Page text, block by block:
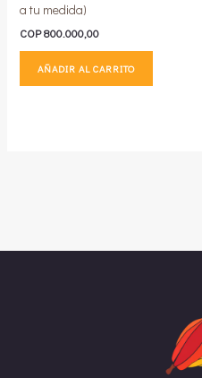
a tu medida)
COP800.000,00
AÑADIR AL CARRITO